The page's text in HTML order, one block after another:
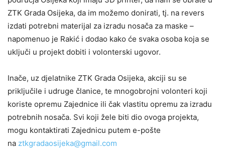
ZTK Grada Osijeka, da im možemo donirati, tj. na revers
izdati potrebni materijal za izradu nosača za maske –
napomenuo je Rakić i dodao kako će svaka osoba koja se
uključi u projekt dobiti i volonterski ugovor.
Inače, uz djelatnike ZTK Grada Osijeka, akciji su se
priključile i udruge članice, te mnogobrojni volonteri koji
koriste opremu Zajednice ili čak vlastitu opremu za izradu
potrebnih nosača. Svi koji žele biti dio ovoga projekta,
mogu kontaktirati Zajednicu putem e-pošte
na ztkgradaosijeka@gmail.com